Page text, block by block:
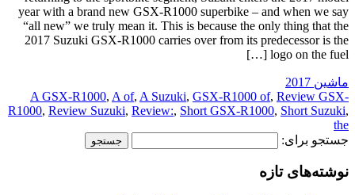
year with a brand new GSX-R1000 superbike – and when we say
“all new” we truly mean it. This is because the only thing that the
2017 Suzuki GSX-R1000 carries over from its predecessor is the
logo on the fuel […]
ماشین 2017
A GSX-R1000, A of, A Suzuki, GSX-R1000 of, Review GSX-
R1000, Review Suzuki, Review:, Short GSX-R1000, Short Suzuki,
the
جستجو برای:
نوشته‌های تازه